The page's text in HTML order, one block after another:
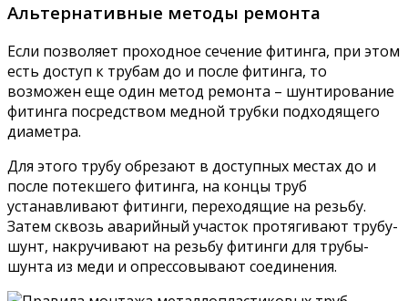
Альтернативные методы ремонта
Если позволяет проходное сечение фитинга, при этом
есть доступ к трубам до и после фитинга, то
возможен еще один метод ремонта – шунтирование
фитинга посредством медной трубки подходящего
диаметра.
Для этого трубу обрезают в доступных местах до и
после потекшего фитинга, на концы труб
устанавливают фитинги, переходящие на резьбу.
Затем сквозь аварийный участок протягивают трубу-
шунт, накручивают на резьбу фитинги для трубы-
шунта из меди и опрессовывают соединения.